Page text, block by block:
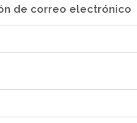
de correo electrónico